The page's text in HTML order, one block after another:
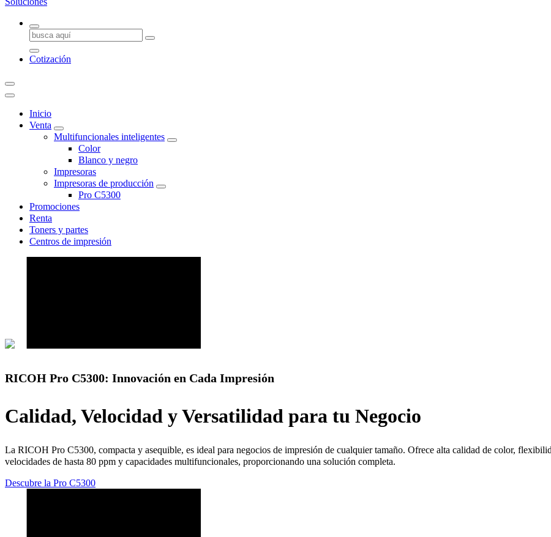
Somos una empresa especializada en la renta, venta y mantenimiento de impresoras y equipos multifuncionales Ricoh. Como distribuidor
Mexicali, brindando cobertura desde San Quintín hasta San Luis Río Colorado. Su enfoque principal es atender al sector maquilador e
Buscar:
Cotización
Inicio
Venta
Multifuncionales inteligentes
Color
Blanco y negro
Impresoras
Impresoras de producción
Pro C5300
Promociones
Renta
Toners y partes
Centros de impresión
RICOH Pro C5300: Innovación en Cada Impresión
Calidad, Velocidad y Versatilidad para tu Negocio
La RICOH Pro C5300, compacta y asequible, es ideal para negocios de impresión de cualquier tamaño. Ofrece alta calidad de color,
velocidades de hasta 80 ppm y capacidades multifuncionales, proporcionando una solución completa.
Descubre la Pro C5300